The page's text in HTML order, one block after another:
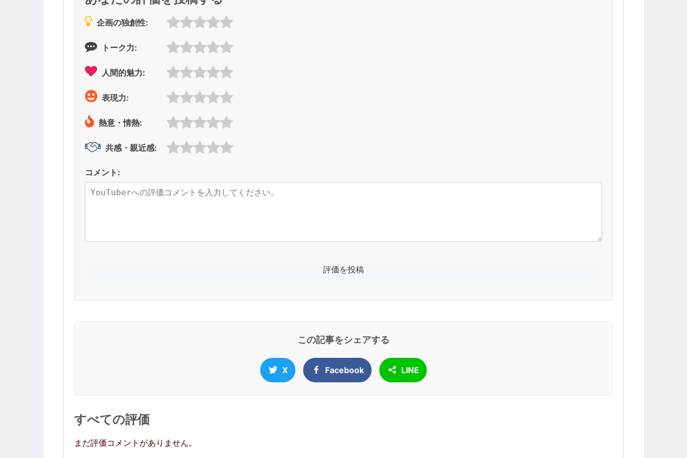
企画の独創性:
トーク力:
人間的魅力:
表現力:
熱意・情熱:
共感・親近感:
コメント:
この記事をシェアする
X Facebook LINE
すべての評価
まだ評価コメントがありません。